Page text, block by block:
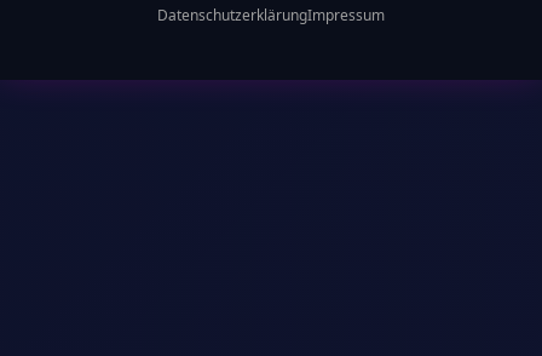
DatenschutzerklärungImpressum